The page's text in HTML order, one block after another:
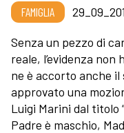
FAMIGLIA
Senza un pezzo di
reale, l’evidenza
ne è accorto anche il
approvato una
Luigi Marini dal titolo
Padre è maschio,